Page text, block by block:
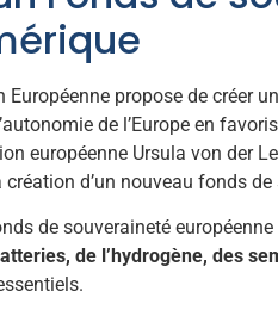
Européenne propose de créer
de l’Europe en
européenne Ursula von der
création d’un nouveau fonds
de souveraineté
de l’hydrogène, des